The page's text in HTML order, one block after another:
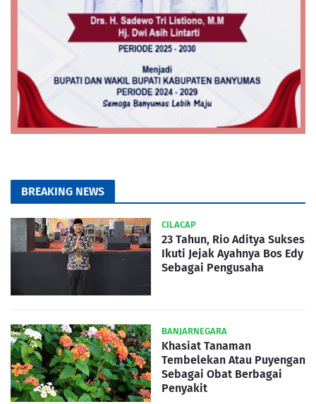
BREAKING NEWS
CILACAP
23 Tahun, Rio Aditya Sukses
Ikuti Jejak Ayahnya Bos Edy
Sebagai Pengusaha
BANJARNEGARA
Khasiat Tanaman
Tembelekan Atau Puyengan
Sebagai Obat Berbagai
Penyakit